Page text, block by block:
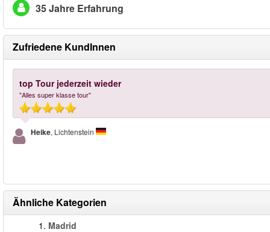
35 Jahre Erfahrung
Zufriedene KundInnen
top Tour jederzeit wieder
"Alles super klasse tour"
Heike, Lichtenstein
Ähnliche Kategorien
1. Madrid